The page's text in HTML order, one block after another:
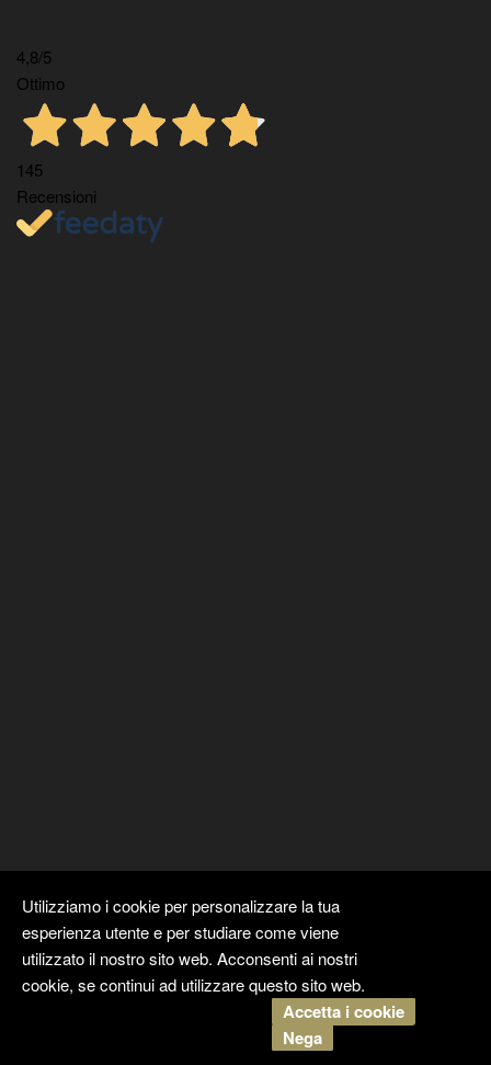
4,8/5
Ottimo
145
Recensioni
Kyuubi Cloud Solutionby STUDIO99. Tutti i diritti
Utilizziamo i cookie per personalizzare la tua
esperienza utente e per studiare come viene
utilizzato il nostro sito web. Acconsenti ai nostri
cookie, se continui ad utilizzare questo sito web.
Accetta i cookie
Nega